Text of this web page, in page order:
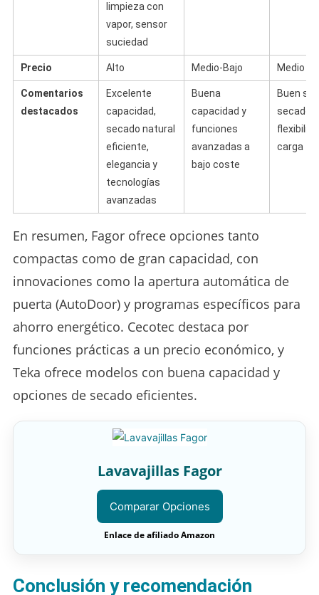
limpieza con
vapor, sensor
suciedad
Precio Alto Medio-Bajo Medio
Comentarios
destacados
Excelente
capacidad,
secado natural
eficiente,
elegancia y
tecnologías
avanzadas
Buena
capacidad y
funciones
avanzadas a
bajo coste
Buen
secado y
carga
En resumen, Fagor ofrece opciones tanto
compactas como de gran capacidad, con
innovaciones como la apertura automática de
puerta (AutoDoor) y programas específicos para
ahorro energético. Cecotec destaca por
funciones prácticas a un precio económico, y
Teka ofrece modelos con buena capacidad y
opciones de secado eficientes.
Lavavajillas Fagor
Comparar Opciones
Enlace de afiliado Amazon
Conclusión y recomendación